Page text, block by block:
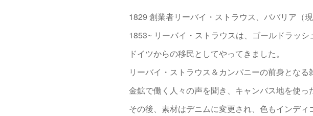
1829 創業者リーバイ・ストラウス、ババリア（
1853~ リーバイ・ストラウスは、ゴールドラッシ
ドイツからの移民としてやってきました。
リーバイ・ストラウス＆カンパニーの前身となる
金鉱で働く人々の声を聞き、キャンバス地を使っ
その後、素材はデニムに変更され、色もインディ